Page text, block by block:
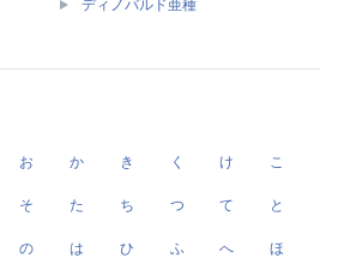
ディノバルド亜種
お か き く け こ
そ た ち つ て と
の は ひ ふ へ ほ